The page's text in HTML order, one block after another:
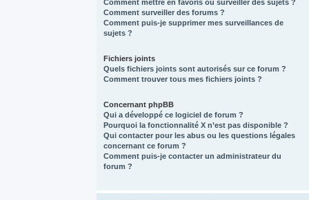
Comment mettre en favoris ou surveiller des sujets ?
Comment surveiller des forums ?
Comment puis-je supprimer mes surveillances de
sujets ?
Fichiers joints
Quels fichiers joints sont autorisés sur ce forum ?
Comment trouver tous mes fichiers joints ?
Concernant phpBB
Qui a développé ce logiciel de forum ?
Pourquoi la fonctionnalité X n’est pas disponible ?
Qui contacter pour les abus ou les questions légales
concernant ce forum ?
Comment puis-je contacter un administrateur du
forum ?